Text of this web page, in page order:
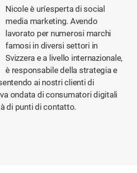
Nicole è un'esperta di social
media marketing. Avendo
lavorato per numerosi marchi
famosi in diversi settori in
Svizzera e a livello internazionale,
è responsabile della strategia e
ai nostri clienti di
ondata di consumatori digitali
di punti di contatto.